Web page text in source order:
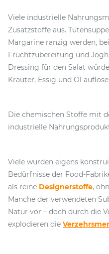
Viele industrielle
Zusatzstoffe aus.
Margarine ranzig werden,
Fruchtzubereitung und
Dressing für den Salat
Kräuter, Essig und Öl
Die chemischen Stoffe mit
industrielle
Viele wurden eigens
Bedürfnisse der Food-
als reine Designerstoffe,
Manche der verwendeten
Natur vor – doch durch die
explodieren die